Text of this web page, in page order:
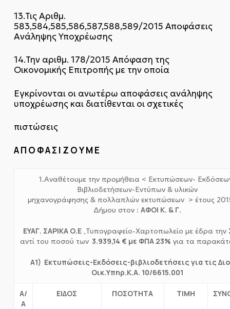
13.Τις Αριθμ.
583,584,585,586,587,588,589/2015 Αποφάσεις
Ανάληψης Υποχρέωσης
14.Την αριθμ. 178/2015 Απόφαση της
Οικονομικής Επιτροπής με την οποία
Εγκρίνονται οι ανωτέρω αποφάσεις ανάληψης
υποχρέωσης και διατίθενται οι σχετικές
πιστώσεις
Α Π Ο Φ Α Σ Ι Ζ Ο Υ Μ Ε
1.Αναθέτουμε την προμήθεια < Εκτυπώσεων-
Βιβλιοδετήσεων-Εντύπων & υλικών
μηχανογράφησης & πολλαπλών εκτυπώσεων > έτους
Δήμου στον :ΑΦΟΙ Κ. & Γ.
ΕΥΑΓ. ΣΑΡΙΚΑ Ο.Ε ,Τυπογραφείο-Χαρτοπωλείο με έδρα την
αντί του ποσού των 3.939,14 € με ΦΠΑ 23% για τα
Α1) Εκτυπώσεις-Εκδόσεις-βιβλιοδετήσεις για τις
Οικ.Υπηρ.Κ.Α. 10/6615.001
Α/
Α
ΕΙΔΟΣ ΠΟΣΟΤΗΤΑ ΤΙΜΗ